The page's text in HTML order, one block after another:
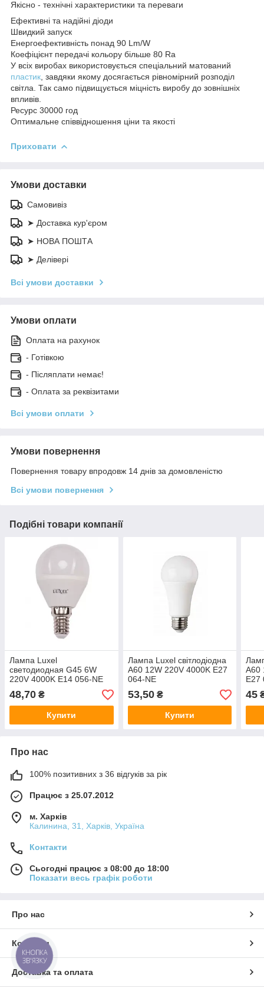
Якісно - технічні характеристики та переваги
Ефективні та надійні діоди
Швидкий запуск
Енергоефективність понад 90 Lm/W
Коефіцієнт передачі кольору більше 80 Ra
У всіх виробах використовується спеціальний матований
пластик , завдяки якому досягається рівномірний розподіл
світла. Так само підвищується міцність виробу до зовнішніх
впливів.
Ресурс 30000 год
Оптимальне співвідношення ціни та якості
Приховати
Умови доставки
Самовивіз
➤ Доставка кур'єром
➤ НОВА ПОШТА
➤ Делівері
Всі умови доставки
Умови оплати
Оплата на рахунок
- Готівкою
- Післяплати немає!
- Оплата за реквізитами
Всі умови оплати
Умови повернення
Повернення товару впродовж 14 днів за домовленістю
Всі умови повернення
Подібні товари компанії
Лампа Luxel
светодиодная G45 6W
220V 4000K Е14 056-NE
48,70 ₴
Купити
Лампа Luxel світлодіодна
A60 12W 220V 4000K Е27
064-NE
53,50₴
Купити
A60
E27
45
Про нас
100% позитивних з 36 відгуків за рік
Працює з 25.07.2012
м. Харків
Калинина, 31, Харків, Україна
Контакти
Сьогодні працює з 08:00 до 18:00
Показати весь графік роботи
Про нас
Контакти
Доставка та оплата
КНОПКА
ЗВ'ЯЗКУ